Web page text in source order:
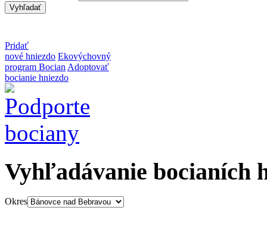
Pridať
nové hniezdo Ekovýchovný
program Bocian Adoptovať
bocianie hniezdo
Vyhľadávanie bocianích
Okres